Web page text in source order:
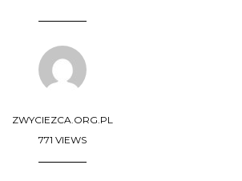
ZWYCIEZCA.ORG.PL
771 VIEWS